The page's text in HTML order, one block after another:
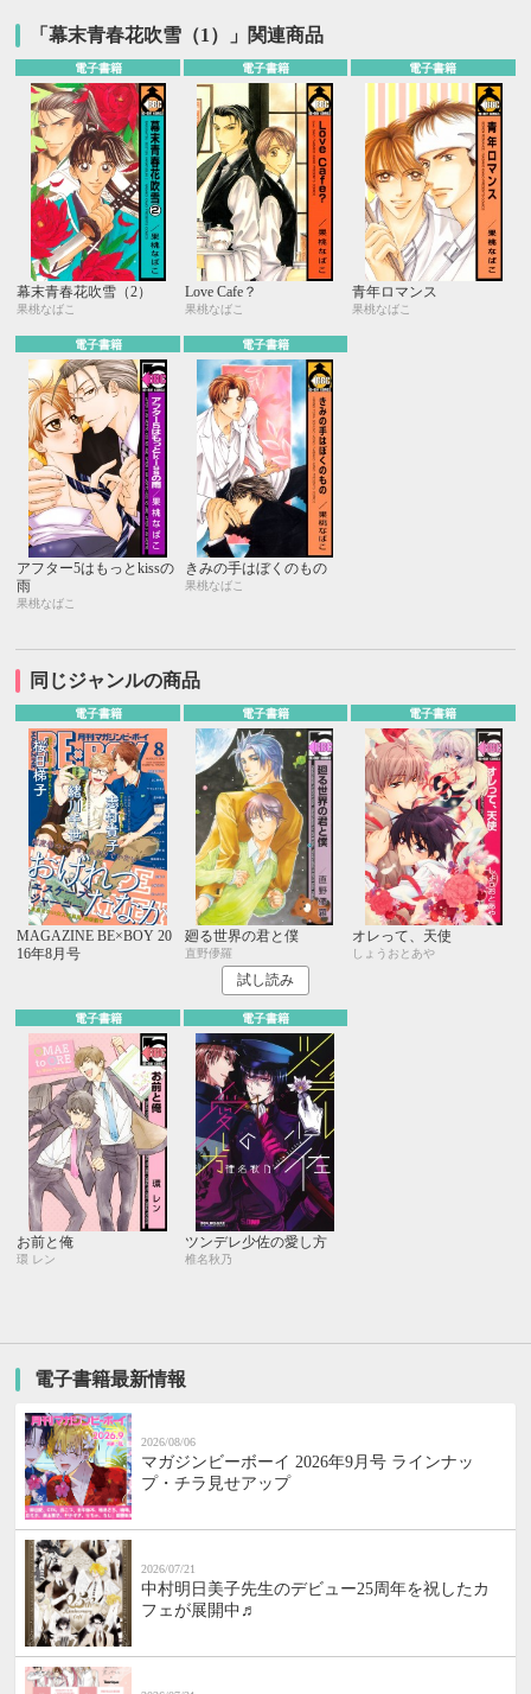
「幕末青春花吹雪（1）」関連商品
電子書籍
幕末青春花吹雪（2）
果桃なばこ
電子書籍
Love Cafe？
果桃なばこ
電子書籍
青年ロマンス
果桃なばこ
電子書籍
アフター5はもっとkissの
雨
果桃なばこ
電子書籍
きみの手はぼくのもの
果桃なばこ
同じジャンルの商品
電子書籍
MAGAZINE BE×BOY 20
16年8月号
電子書籍
廻る世界の君と僕
直野儚羅
試し読み
電子書籍
オレって、天使
しょうおとあや
電子書籍
お前と俺
環 レン
電子書籍
ツンデレ少佐の愛し方
椎名秋乃
電子書籍最新情報
2026/08/06
マガジンビーボーイ 2026年9月号 ラインナッ
プ・チラ見せアップ
2026/07/21
中村明日美子先生のデビュー25周年を祝したカ
フェが展開中♬